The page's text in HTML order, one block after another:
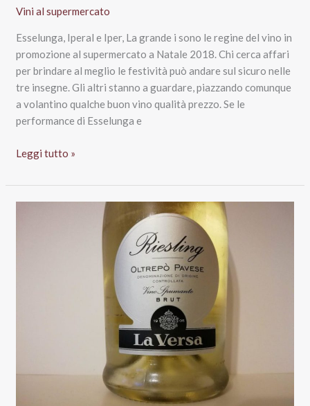
Vini al supermercato
Esselunga, Iperal e Iper, La grande i sono le regine del vino in
promozione al supermercato a Natale 2018. Chi cerca affari
per brindare al meglio le festività può andare sul sicuro nelle
tre insegne. Gli altri stanno a guardare, piazzando comunque
a volantino qualche buon vino qualità prezzo. Se le
performance di Esselunga e
Natale
supermercato:
i
Leggi tutto »